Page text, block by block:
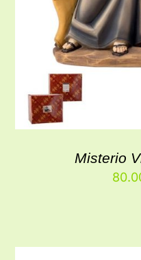
Misterio